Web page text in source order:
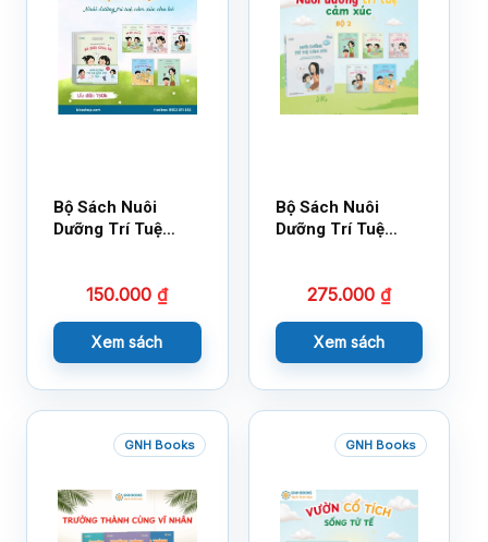
Bộ Sách Nuôi
Dưỡng Trí Tuệ
150.000₫
Xem sách
Bộ Sách Nuôi
Dưỡng Trí Tuệ
275.000 ₫
Xem sách
GNH Books GNH Books